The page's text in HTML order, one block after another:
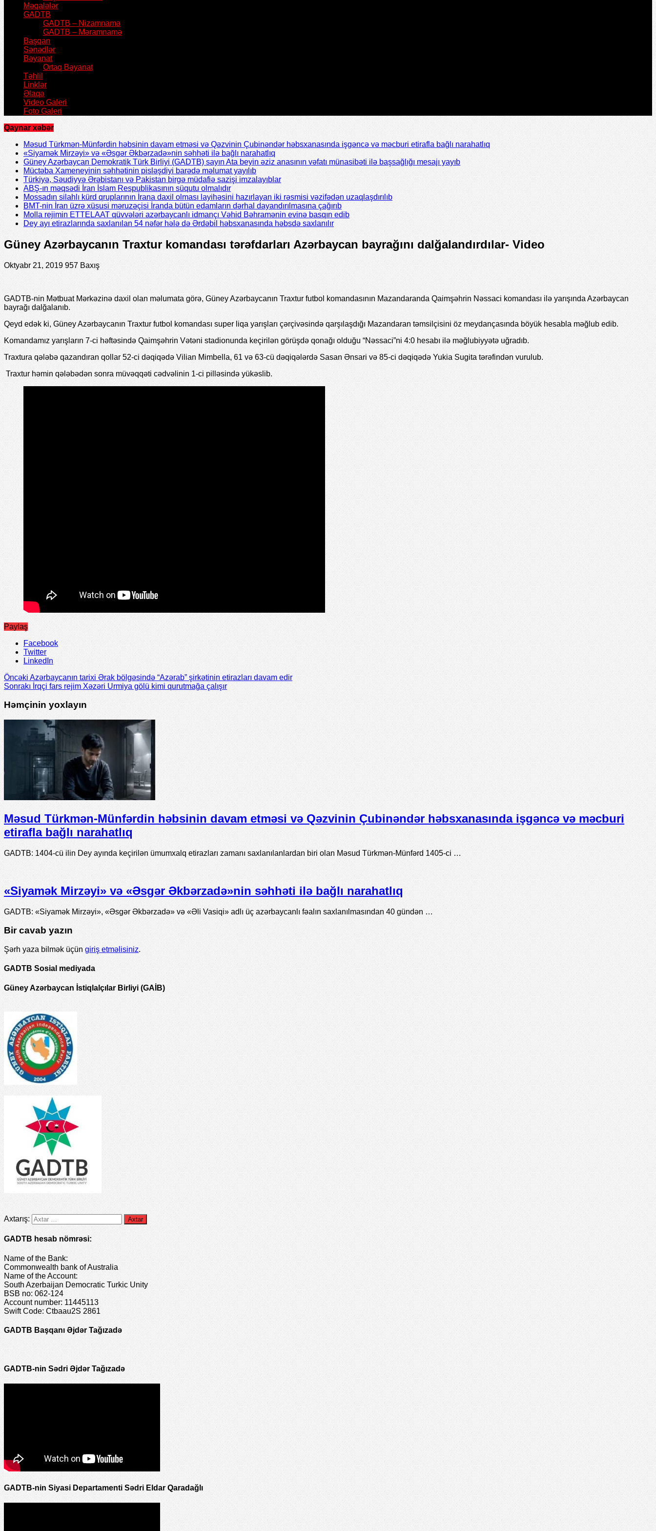
Məqalələr
GADTB
GADTB – Nizamnamə
GADTB – Məramnamə
Başqan
Sənədlər
Bəyanat
Ortaq Bəyanat
Təhlil
Linklər
Əlaqə
Video Galeri
Foto Galeri
Qaynar xəbər
Məsud Türkmən-Münfərdin həbsinin davam etməsi və Qəzvinin Çubinəndər həbsxanasında işgəncə və məcburi etirafla bağlı narahatlıq
«Siyamək Mirzəyi» və «Əsgər Əkbərzadə»nin səhhəti ilə bağlı narahatlıq
Güney Azərbaycan Demokratik Türk Birliyi (GADTB) sayın Ata beyin əziz anasının vəfatı münasibəti ilə başsağlığı mesajı yayıb
Müctəba Xameneyinin səhhətinin pisləşdiyi barədə məlumat yayılıb
Türkiyə, Səudiyyə Ərəbistanı və Pakistan birgə müdafiə sazişi imzalayıblar
ABŞ-ın məqsədi İran İslam Respublikasının süqutu olmalıdır
Mossadın silahlı kürd qruplarının İrana daxil olması layihəsini hazırlayan iki rəsmisi vəzifədən uzaqlaşdırılıb
BMT-nin İran üzrə xüsusi məruzəçisi İranda bütün edamların dərhal dayandırılmasına çağırıb
Molla rejimin ETTELAAT qüvvələri azərbaycanlı idmançı Vəhid Bəhramənin evinə basqın edib
Dey ayı etirazlarında saxlanılan 54 nəfər hələ də Ərdəbil həbsxanasında həbsdə saxlanılır
Güney Azərbaycanın Traxtur komandası tərəfdarları Azərbaycan bayrağını dalğalandırdılar- Video
Oktyabr 21, 2019 957 Baxış
GADTB-nin Mətbuat Mərkəzinə daxil olan məlumata görə, Güney Azərbaycanın Traxtur futbol komandasının Mazandaranda Qaimşəhrin Nəssaci komandası ilə yarışında Azərbaycan
bayrağı dalğalanıb.
Qeyd edək ki, Güney Azərbaycanın Traxtur futbol komandası super liqa yarışları çərçivəsində qarşılaşdığı Mazandaran təmsilçisini öz meydançasında böyük hesabla məğlub edib.
Komandamız yarışların 7-ci həftəsində Qaimşəhrin Vətəni stadionunda keçirilən görüşdə qonağı olduğu “Nəssaci”ni 4:0 hesabı ilə məğlubiyyətə uğradıb.
Traxtura qələbə qazandıran qollar 52-ci dəqiqədə Vilian Mimbella, 61 və 63-cü dəqiqələrdə Sasan Ənsari və 85-ci dəqiqədə Yukia Sugita tərəfindən vurulub.
Traxtur həmin qələbədən sonra müvəqqəti cədvəlinin 1-ci pilləsində yükəslib.
Paylaş
Facebook
Twitter
LinkedIn
Öncəki Azərbaycanın tarixi Ərak bölgəsində “Azərab” şirkətinin etirazları davam edir
Sonrakıİrqçi fars rejim Xəzəri Urmiya gölü kimi qurutmağa çalışır
Həmçinin yoxlayın
Məsud Türkmən-Münfərdin həbsinin davam etməsi və Qəzvinin Çubinəndər həbsxanasında işgəncə və məcburi
etirafla bağlı narahatlıq
GADTB: 1404-cü ilin Dey ayında keçirilən ümumxalq etirazları zamanı saxlanılanlardan biri olan Məsud Türkmən-Münfərd 1405-ci …
«Siyamək Mirzəyi» və «Əsgər Əkbərzadə»nin səhhəti ilə bağlı narahatlıq
GADTB: «Siyamək Mirzəyi», «Əsgər Əkbərzadə» və «Əli Vasiqi» adlı üç azərbaycanlı fəalın saxlanılmasından 40 gündən …
Bir cavab yazın
Şərh yaza bilmək üçüngiriş etməlisiniz.
GADTB Sosial mediyada
Güney Azərbaycan İstiqlalçılar Birliyi (GAİB)
Axtarış:
GADTB hesab nömrəsi:
Name of the Bank:
Commonwealth bank of Australia
Name of the Account:
South Azerbaijan Democratic Turkic Unity
BSB no: 062-124
Account number: 11445113
Swift Code: Ctbaau2S 2861
GADTB Başqanı Əjdər Tağızadə
GADTB-nin Sədri Əjdər Tağızadə
GADTB-nin Siyasi Departamenti Sədri Eldar Qaradağlı